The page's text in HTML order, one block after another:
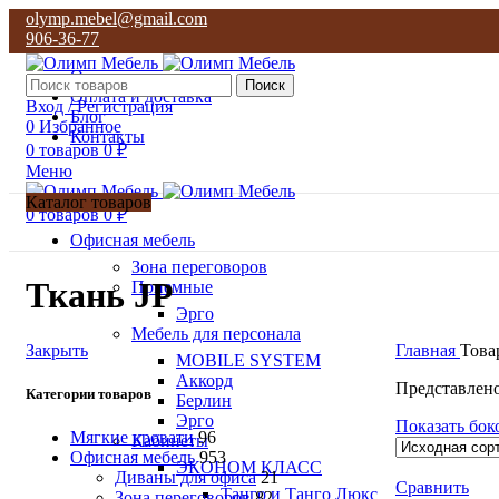
olymp.mebel@gmail.com
906-36-77
О нас
Оплата и доставка
Блог
Контакты
Поиск
Вход / Регистрация
0 Избранное
0 товаров 0₽
Меню
0товаров 0₽
Каталог товаров
Офисная мебель
Зона переговоров
Приемные
Эрго
Мебель для персонала
MOBILE SYSTEM
Аккорд
Берлин
Эрго
Кабинеты
ЭКОНОМ КЛАСС
Танго и Танго Люкс
Ткань JP
Закрыть
Категории товаров
Мягкие кровати 96
Офисная мебель 953
Диваны для офиса 21
Главная
Показать
Сравнить